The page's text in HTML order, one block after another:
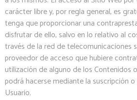
carácter libre y, por regla general, es
tenga que proporcionar una
disfrutar de ello, salvo en lo relativo al
través de la red de telecomunicaciones
proveedor de acceso que hubiere
utilización de alguno de los Contenidos
podrá hacerse mediante la suscripción
Usuario.